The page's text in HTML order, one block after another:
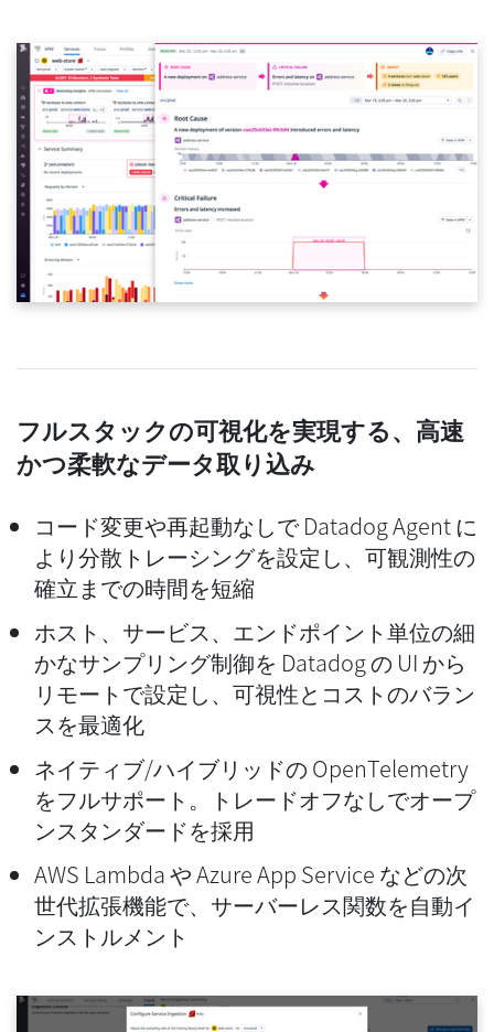
フルスタックの可視化を実現する、高速
かつ柔軟なデータ取り込み
コード変更や再起動なしで Datadog Agent に
より分散トレーシングを設定し、可観測性の
確立までの時間を短縮
ホスト、サービス、エンドポイント単位の細
かなサンプリング制御を Datadog の UI から
リモートで設定し、可視性とコストのバラン
スを最適化
ネイティブ/ハイブリッドの OpenTelemetry
をフルサポート。トレードオフなしでオープ
ンスタンダードを採用
AWS Lambda や Azure App Service などの次
世代拡張機能で、サーバーレス関数を自動イ
ンストルメント